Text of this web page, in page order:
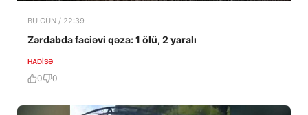
BU GÜN / 22:39
Zərdabda faciəvi qəza: 1 ölü, 2 yaralı
HADISƏ
0 0